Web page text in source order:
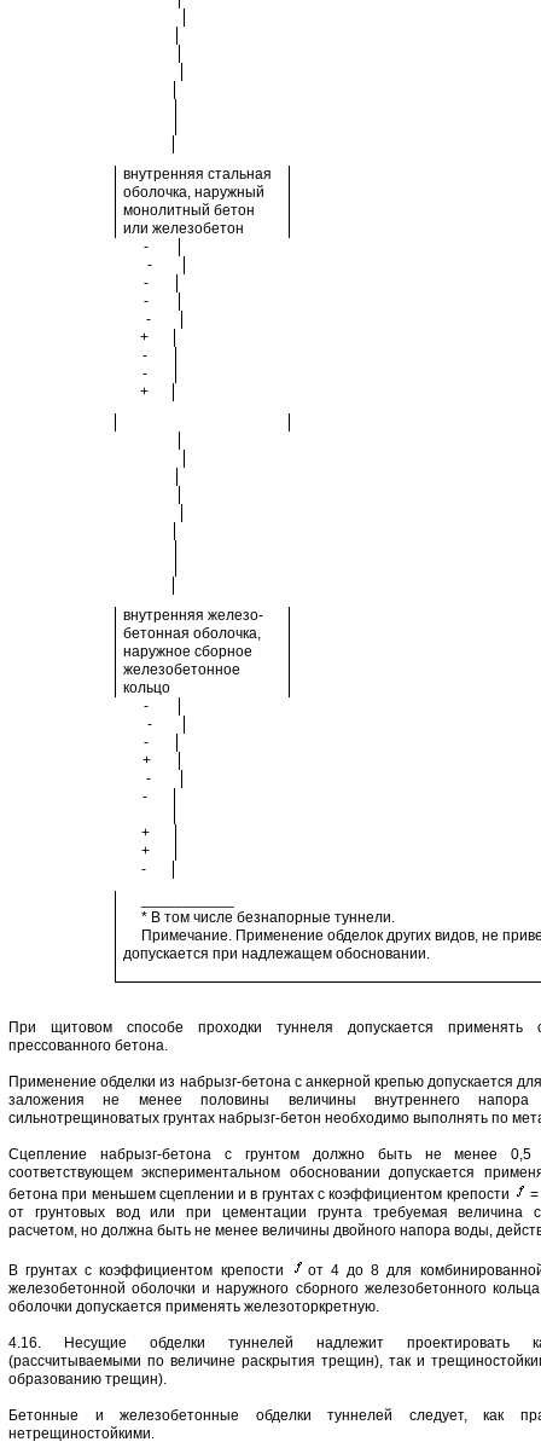
внутренняя стальная
оболочка, наружный
монолитный бетон
или железобетон
-
-
-
-
-
+
-
-
+
внутренняя железо-
бетонная оболочка,
наружное сборное
железобетонное
кольцо
-
-
-
+
-
-
+
+
-
* В том числе безнапорные туннели.
Примечание. Применение обделок других видов, не
допускается при надлежащем обосновании.
При щитовом способе проходки туннеля допускается применять
прессованного бетона.
Применение обделки из набрызг-бетона с анкерной крепью допускается
заложения не менее половины величины внутреннего
сильнотрещиноватых грунтах набрызг-бетон необходимо выполнять по
Сцепление набрызг-бетона с грунтом должно быть не менее
соответствующем экспериментальном обосновании допускается
бетона при меньшем сцеплении и в грунтах с коэффициентом крепости
от грунтовых вод или при цементации грунта требуемая величина
расчетом, но должна быть не менее величины двойного напора воды,
В грунтах с коэффициентом крепости
от 4 до 8 для
железобетонной оболочки и наружного сборного железобетонного
оболочки допускается применять железоторкретную.
4.16. Несущие обделки туннелей надлежит проектировать
(рассчитываемыми по величине раскрытия трещин), так и
образованию трещин).
Бетонные и железобетонные обделки туннелей следует, как
нетрещиностойкими.